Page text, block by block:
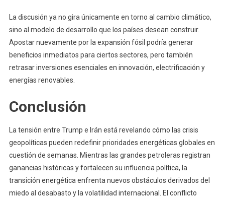
La discusión ya no gira únicamente en torno al cambio climático,
sino al modelo de desarrollo que los países desean construir.
Apostar nuevamente por la expansión fósil podría generar
beneficios inmediatos para ciertos sectores, pero también
retrasar inversiones esenciales en innovación, electrificación y
energías renovables.
Conclusión
La tensión entre Trump e Irán está revelando cómo las crisis
geopolíticas pueden redefinir prioridades energéticas globales en
cuestión de semanas. Mientras las grandes petroleras registran
ganancias históricas y fortalecen su influencia política, la
transición energética enfrenta nuevos obstáculos derivados del
miedo al desabasto y la volatilidad internacional. El conflicto